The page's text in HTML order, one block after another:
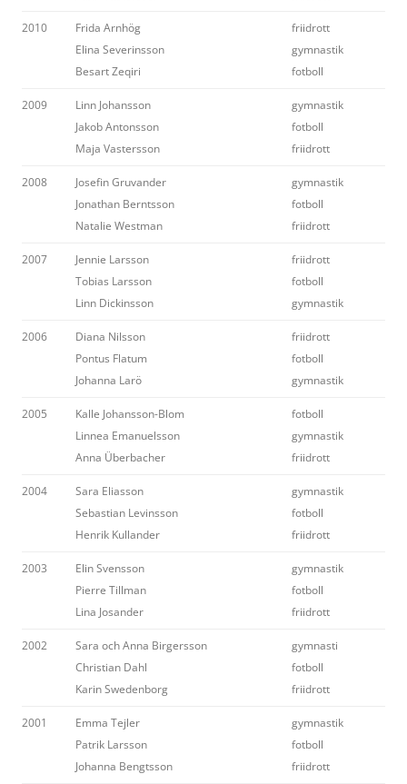
2010
Frida Arnhög
Elina Severinsson
Besart Zeqiri
friidrott
gymnastik
fotboll
2009
Linn Johansson
Jakob Antonsson
Maja Vastersson
gymnastik
fotboll
friidrott
2008
Josefin Gruvander
Jonathan Berntsson
Natalie Westman
gymnastik
fotboll
friidrott
2007
Jennie Larsson
Tobias Larsson
Linn Dickinsson
friidrott
fotboll
gymnastik
2006
Diana Nilsson
Pontus Flatum
Johanna Larö
friidrott
fotboll
gymnastik
2005
Kalle Johansson-Blom
Linnea Emanuelsson
Anna Überbacher
fotboll
gymnastik
friidrott
2004
Sara Eliasson
Sebastian Levinsson
Henrik Kullander
gymnastik
fotboll
friidrott
2003
Elin Svensson
Pierre Tillman
Lina Josander
gymnastik
fotboll
friidrott
2002
Sara och Anna Birgersson
Christian Dahl
Karin Swedenborg
gymnasti
fotboll
friidrott
2001
Emma Tejler
Patrik Larsson
Johanna Bengtsson
gymnastik
fotboll
friidrott